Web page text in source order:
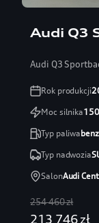
Audi Q3
Audi Q3
Rok produkcji
Moc silnika150
Typ paliwa
Typ nadwozia
SalonAudi
254 460 zł
213 746 zł